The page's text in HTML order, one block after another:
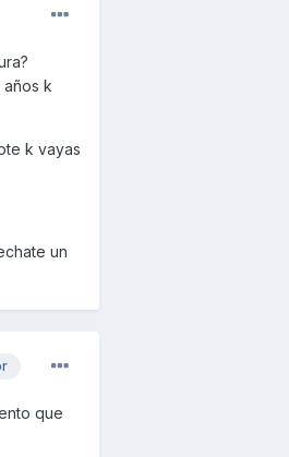
k
k vayas
un
que